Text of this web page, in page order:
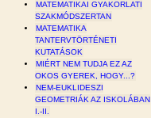
MATEMATIKAI GYAKORLATI
SZAKMÓDSZERTAN
MATEMATIKA
TANTERVTÖRTÉNETI
KUTATÁSOK
MIÉRT NEM TUDJA EZ AZ
OKOS GYEREK, HOGY...?
NEM-EUKLIDESZI
GEOMETRIÁK AZ ISKOLÁBAN
I.-II.